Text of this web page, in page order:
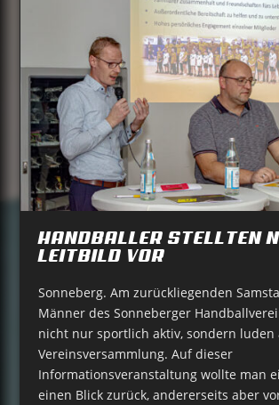
HANDBALLER STELLTEN
LEITBILD VOR
Sonneberg. Am zurückliegenden
Männer des Sonneberger
nicht nur sportlich aktiv, sondern luden
Vereinsversammlung. Auf dieser
Informationsveranstaltung wollte man
einen Blick zurück, andererseits aber